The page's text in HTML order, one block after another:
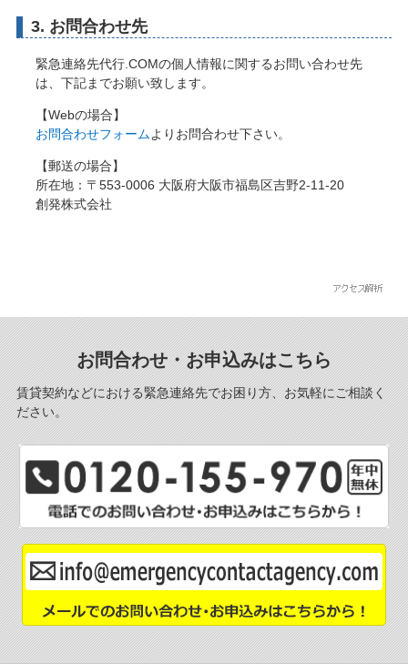
3. お問合わせ先
緊急連絡先代行.COMの個人情報に関するお問い合わせ先
は、下記までお願い致します。
【Webの場合】
お問合わせフォームよりお問合わせ下さい。
【郵送の場合】
所在地： 〒 553-0006 大阪府大阪市福島区吉野2-11-20
創発株式会社
お問合わせ・お申込みはこちら
賃貸契約などにおける緊急連絡先でお困り方、お気軽にご相談く
ださい。